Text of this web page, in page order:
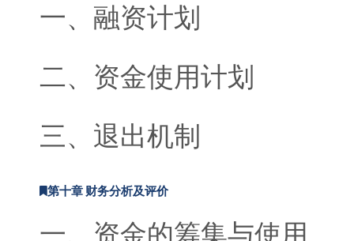
一、融资计划
二、资金使用计划
三、退出机制
第十章 财务分析及评价
一、资金的筹集与使用